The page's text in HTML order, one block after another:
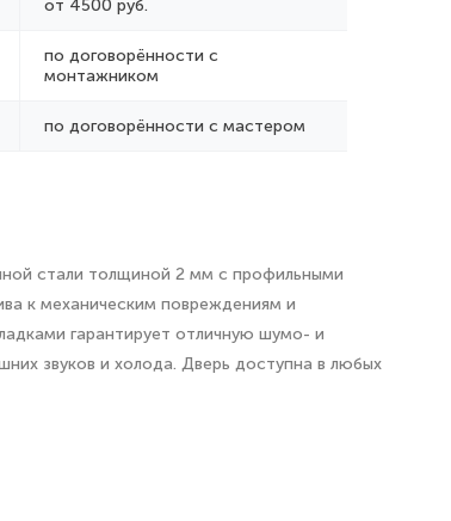
от 4500 руб.
по договорённости с
монтажником
по договорённости с мастером
стали толщиной 2 мм с профильными
к механическим повреждениям и
гарантирует отличную шумо- и
звуков и холода. Дверь доступна в любых